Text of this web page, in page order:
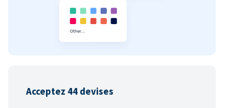
Acceptez 44 devises